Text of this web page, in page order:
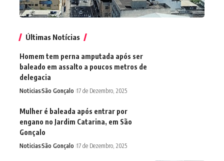
Últimas Notícias
Homem tem perna amputada após ser
baleado em assalto a poucos metros de
delegacia
NoticiasSão Gonçalo 17 de Dezembro, 2025
Mulher é baleada após entrar por
engano no Jardim Catarina, em São
Gonçalo
NoticiasSão Gonçalo 17 de Dezembro, 2025